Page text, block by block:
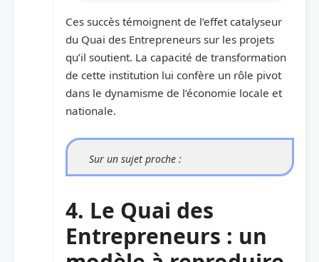
Ces succès témoignent de l’effet catalyseur
du Quai des Entrepreneurs sur les projets
qu’il soutient. La capacité de transformation
de cette institution lui confère un rôle pivot
dans le dynamisme de l’économie locale et
nationale.
Sur un sujet proche :
4. Le Quai des
Entrepreneurs : un